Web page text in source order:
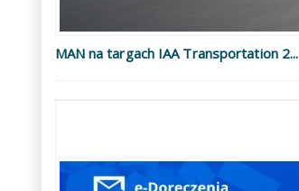
MAN na targach IAA Transportation 2...